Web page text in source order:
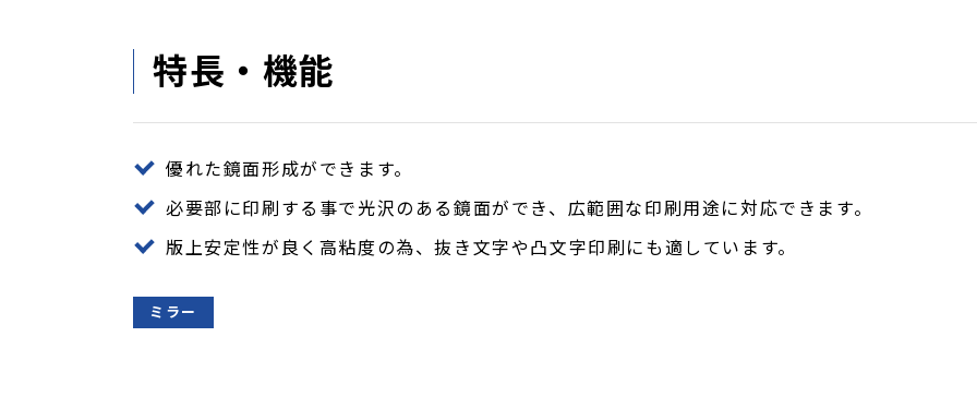
特長・機能
優れた鏡面形成ができます。
必要部に印刷する事で光沢のある鏡面ができ、広範囲な印刷用途に対応できます。
版上安定性が良く高粘度の為、抜き文字や凸文字印刷にも適しています。
ミラー